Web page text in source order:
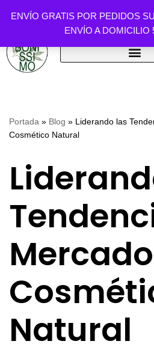
ENVÍO GRATIS POR PEDIDOS
ENVÍO A DOMICILIO
al
contenido
Portada » Blog » Liderando las
Cosmético Natural
Mercado
Natural